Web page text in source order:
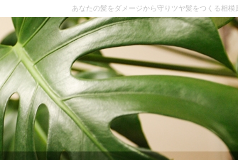
あなたの髪をダメージから守りツヤ髪をつくる相